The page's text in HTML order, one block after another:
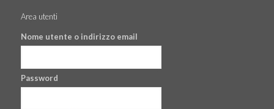
Area utenti
Nome utente o indirizzo email
Password